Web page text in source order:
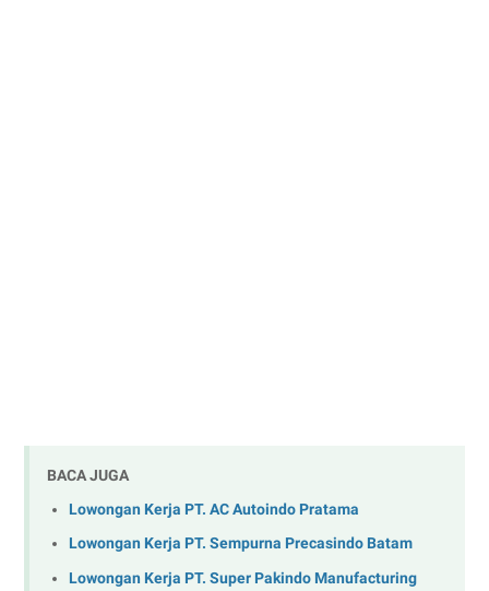
BACA JUGA
Lowongan Kerja PT. AC Autoindo Pratama
Lowongan Kerja PT. Sempurna Precasindo Batam
Lowongan Kerja PT. Super Pakindo Manufacturing